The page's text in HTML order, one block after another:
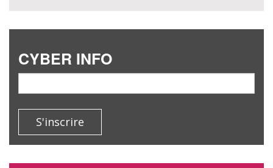
CYBER INFO
S'inscrire